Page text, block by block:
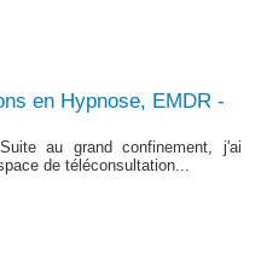
en Hypnose, EMDR -
au grand confinement, j'ai
de téléconsultation...